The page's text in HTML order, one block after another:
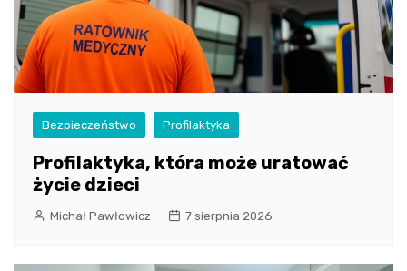
Bezpieczeństwo Profilaktyka
Profilaktyka, która może uratować
życie dzieci
Michał Pawłowicz 7 sierpnia 2026